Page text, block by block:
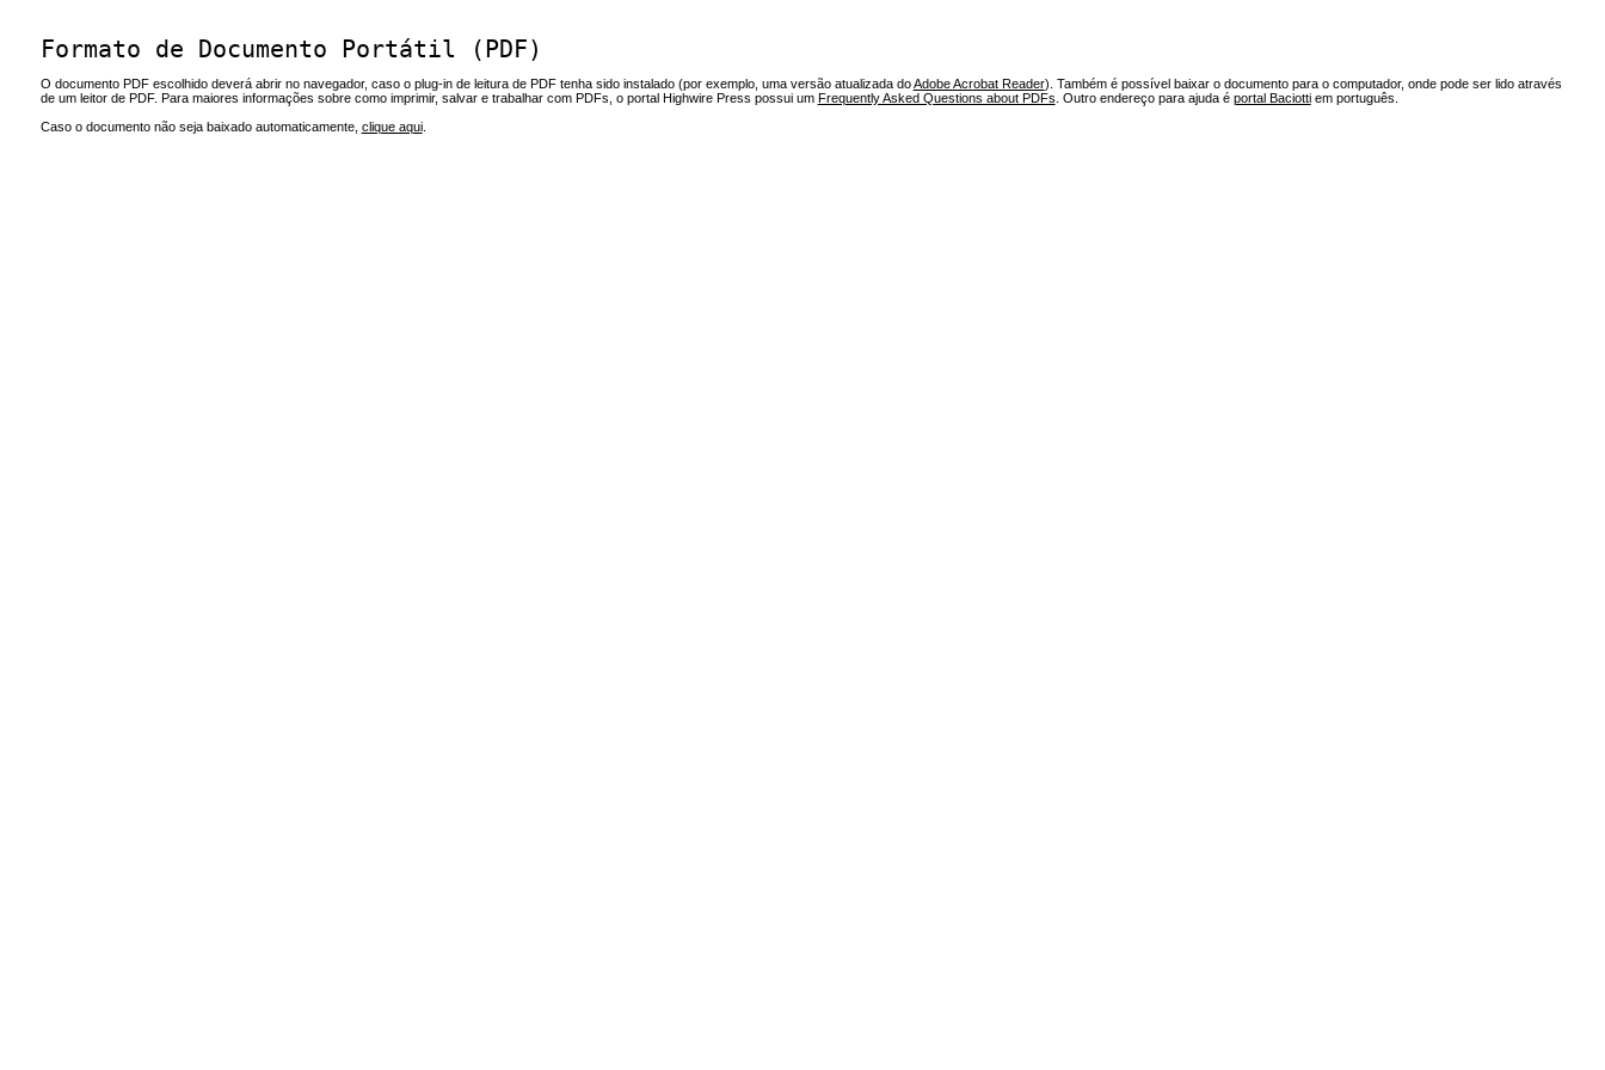
Formato de Documento Portátil (PDF)
O documento PDF escolhido deverá abrir no navegador, caso o plug-in de leitura de PDF tenha sido instalado (por exemplo, uma versão atualizada doAdobe Acrobat Reader). Também é possível baixar o documento para o computador, onde pode ser lido através
de um leitor de PDF. Para maiores informações sobre como imprimir, salvar e trabalhar com PDFs, o portal Highwire Press possui um Frequently Asked Questions about PDFs . Outro endereço para ajuda é portal Baciottiem português.
Caso o documento não seja baixado automaticamente, clique aqui.